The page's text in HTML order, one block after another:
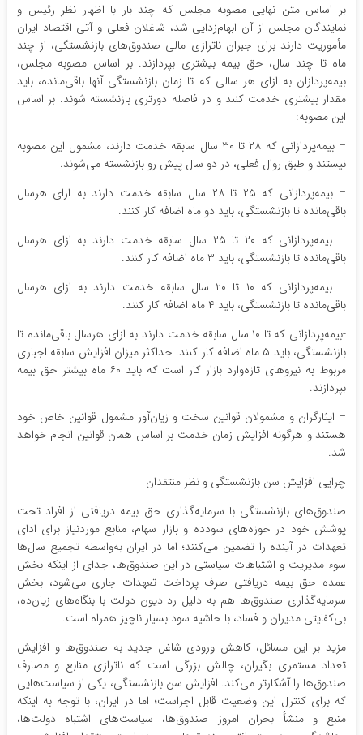
بر اساس متن نهایی مصوبه مجلس که چند بار با اظهار نظر رئیس و
نمایندگان مجلس از آن ابهام‌زدایی شد، شاغلان فعلی و آتی اقتصاد ایران
مأموریت دارند برای جبران ناترازی مالی صندوق‌های بازنشستگی، از چند
ماه تا چند سال، حق بیمه بیشتری بپردازند. بر اساس مصوبه مجلس،
بیمه‌پردازان به ازای هر سالی که تا زمان بازنشستگی آنها باقی‌مانده، باید
مقدار بیشتری خدمت کنند و در فاصله دورتری بازنشسته شوند. بر اساس
این مصوبه:
– بیمه‌پردازانی که ۲۸ تا ۳۰ سال سابقه خدمت دارند، مشمول این مصوبه
نیستند و طبق روال فعلی، در دو سال پیش رو بازنشسته می‌شوند.
– بیمه‌پردازانی که ۲۵ تا ۲۸ سال سابقه خدمت دارند به ازای هرسال
باقی‌مانده تا بازنشستگی، باید دو ماه اضافه کار کنند.
– بیمه‌پردازانی که ۲۰ تا ۲۵ سال سابقه خدمت دارند به ازای هرسال
باقی‌مانده تا بازنشستگی، باید ۳ ماه اضافه کار کنند.
– بیمه‌پردازانی که ۱۰ تا ۲۰ سال سابقه خدمت دارند به ازای هرسال
باقی‌مانده تا بازنشستگی، باید ۴ ماه اضافه کار کنند.
-بیمه‌پردازانی که تا ۱۰ سال سابقه خدمت دارند به ازای هرسال باقی‌مانده تا
بازنشستگی، باید ۵ ماه اضافه کار کنند. حداکثر میزان افزایش سابقه اجباری
مربوط به نیروهای تازه‌وارد بازار کار است که باید ۶۰ ماه بیشتر حق بیمه
بپردازند.
– ایثارگران و مشمولان قوانین سخت و زیان‌آور مشمول قوانین خاص خود
هستند و هرگونه افزایش زمان خدمت بر اساس همان قوانین انجام خواهد
شد.
چرایی افزایش سن بازنشستگی و نظر منتقدان
صندوق‌های بازنشستگی با سرمایه‌گذاری حق بیمه دریافتی از افراد تحت
پوشش خود در حوزه‌های سودده و بازار سهام، منابع موردنیاز برای ادای
تعهدات در آینده را تضمین می‌کنند؛ اما در ایران به‌واسطه تجمیع سال‌ها
سوء مدیریت و اشتباهات سیاستی در این صندوق‌ها، جدای از اینکه بخش
عمده حق بیمه دریافتی صرف پرداخت تعهدات جاری می‌شود، بخش
سرمایه‌گذاری صندوق‌ها هم به دلیل رد دیون دولت با بنگاه‌های زیان‌ده،
بی‌کفایتی مدیران و فساد، با حاشیه سود بسیار ناچیز همراه است.
مزید بر این مسائل، کاهش ورودی شاغل جدید به صندوق‌ها و افزایش
تعداد مستمری بگیران، چالش بزرگی است که ناترازی منابع و مصارف
صندوق‌ها را آشکارتر می‌کند. افزایش سن بازنشستگی، یکی از سیاست‌هایی
که برای کنترل این وضعیت قابل اجراست؛ اما در ایران، با توجه به اینکه
منبع و منشأ بحران امروز صندوق‌ها، سیاست‌های اشتباه دولت‌ها،